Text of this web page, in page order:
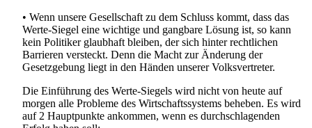
• Wenn unsere Gesellschaft zu dem Schluss kommt, dass das
Werte-Siegel eine wichtige und gangbare Lösung ist, so kann
kein Politiker glaubhaft bleiben, der sich hinter rechtlichen
Barrieren versteckt. Denn die Macht zur Änderung der
Gesetzgebung liegt in den Händen unserer Volksvertreter.
Die Einführung des Werte-Siegels wird nicht von heute auf
morgen alle Probleme des Wirtschaftssystems beheben. Es wird
auf 2 Hauptpunkte ankommen, wenn es durchschlagenden